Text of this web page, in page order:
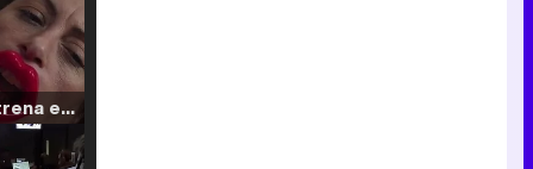
Filmin estrena el tráiler de 'Millennial Mal', su nueva comedia universitaria de la mano de Lorena Iglesias